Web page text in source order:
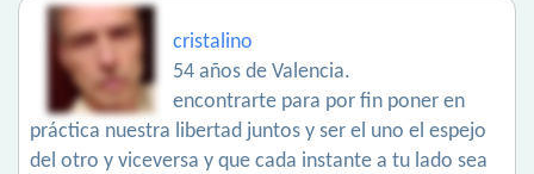
cristalino
54 años de Valencia.
encontrarte para por fin poner en
práctica nuestra libertad juntos y ser el uno el espejo
del otro y viceversa y que cada instante a tu lado sea